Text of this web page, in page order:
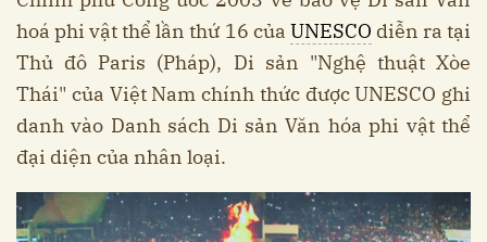
hoá phi vật thể lần thứ 16 của UNESCO diễn ra tại
Thủ đô Paris (Pháp), Di sản "Nghệ thuật Xòe
Thái" của Việt Nam chính thức được UNESCO ghi
danh vào Danh sách Di sản Văn hóa phi vật thể
đại diện của nhân loại.